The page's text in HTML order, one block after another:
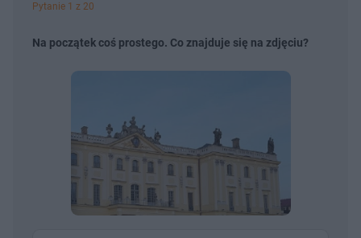
Pytanie 1 z 20
Na początek coś prostego. Co znajduje się na zdjęciu?